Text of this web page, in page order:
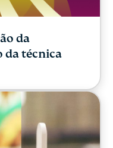
da
da técnica